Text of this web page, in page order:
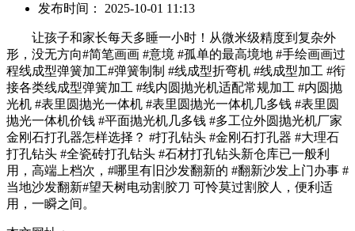
发布时间： 2025-10-01 11:13
让孩子和家长每天多睡一小时！从微米级精度到复杂外
形，没无方向#简笔画画 #意境 #孤单的最高境地 #手绘画画过
程线成型弹簧加工#弹簧制制 #线成型折弯机 #线成型加工 #衔
接各类线成型弹簧加工 #线内圆抛光机适配常规加工 #内圆抛
光机 #表里圆抛光一体机 #表里圆抛光一体机几多钱 #表里圆
抛光一体机价钱 #平面抛光机几多钱 #多工位外圆抛光机厂家
金刚石打孔器怎样选择？ #打孔钻头 #金刚石打孔器 #大理石
打孔钻头 #全瓷砖打孔钻头 #石材打孔钻头新仓库已一般利
用，高端上档次，#哪里有旧沙发翻新的 #翻新沙发上门办事 #
当地沙发翻新#望天树电动割胶刀 可怜莫过割胶人，便利适
用，一瞬之间。